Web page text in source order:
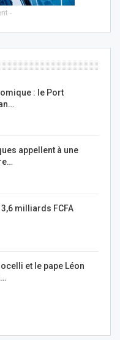
-
: le Port
appellent à une
milliards FCFA
et le pape Léon